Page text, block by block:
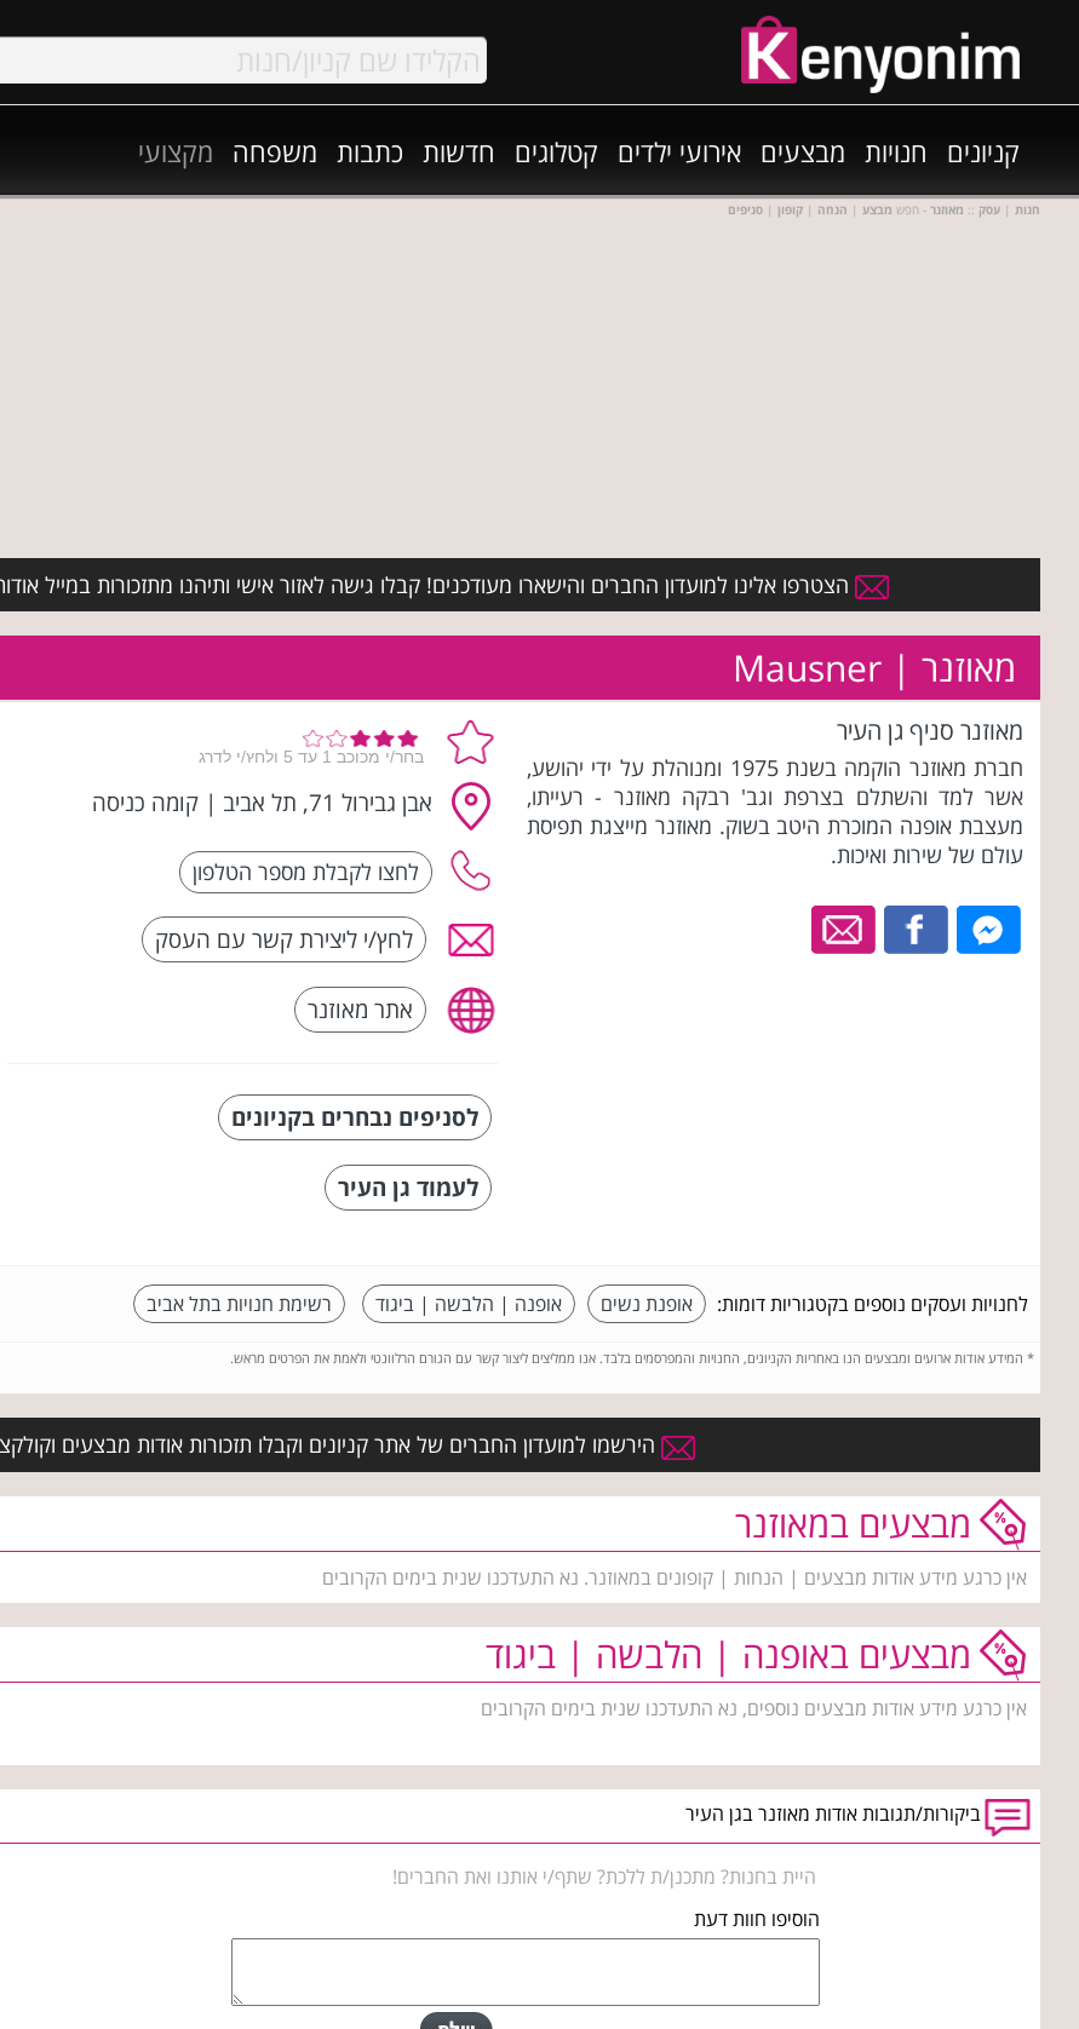
קניונים חנויות מבצעים אירועי ילדים קטלוגים חדשות כתבות משפחה מקצועי
חנות | עסק :: מאוזנר - חפש מבצע | הנחה | קופון | סניפים
הצטרפו אלינו למועדון החברים והישארו מעודכנים! קבלו גישה לאזור אישי ותיהנו מתזכורות במייל
מאוזנר | Mausner
מאוזנר סניף גן העיר
חברת מאוזנר הוקמה בשנת 1975 ומנוהלת על ידי יהושע,
אשר למד והשתלם בצרפת וגב' רבקה מאוזנר - רעייתו,
מעצבת אופנה המוכרת היטב בשוק. מאוזנר מייצגת תפיסת
עולם של שירות ואיכות.
אבן גבירול 71, תל אביב | קומה כניסה
לחץ/י ליצירת קשר עם העסק
אתר מאוזנר
לסניפים נבחרים בקניונים
לעמוד גן העיר
לחנויות ועסקים נוספים בקטגוריות דומות: אופנת נשים אופנה | הלבשה | ביגוד רשימת חנויות בתל אביב
* המידע אודות ארועים ומבצעים הנו באחריות הקניונים, החנויות והמפרסמים בלבד. אנו ממליצים ליצור קשר עם הגורם הרלוונטי ולאמת את הפרטים מראש.
הירשמו למועדון החברים של אתר קניונים וקבלו תזכורות אודות מבצעים
מבצעים במאוזנר
אין כרגע מידע אודות מבצעים | הנחות | קופונים במאוזנר. נא התעדכנו שנית בימים הקרובים
מבצעים באופנה | הלבשה | ביגוד
אין כרגע מידע אודות מבצעים נוספים, נא התעדכנו שנית בימים הקרובים
ביקורות/תגובות אודות מאוזנר בגן העיר
היית בחנות? מתכנן/ת ללכת? שתף/י אותנו ואת החברים!
הוסיפו חוות דעת